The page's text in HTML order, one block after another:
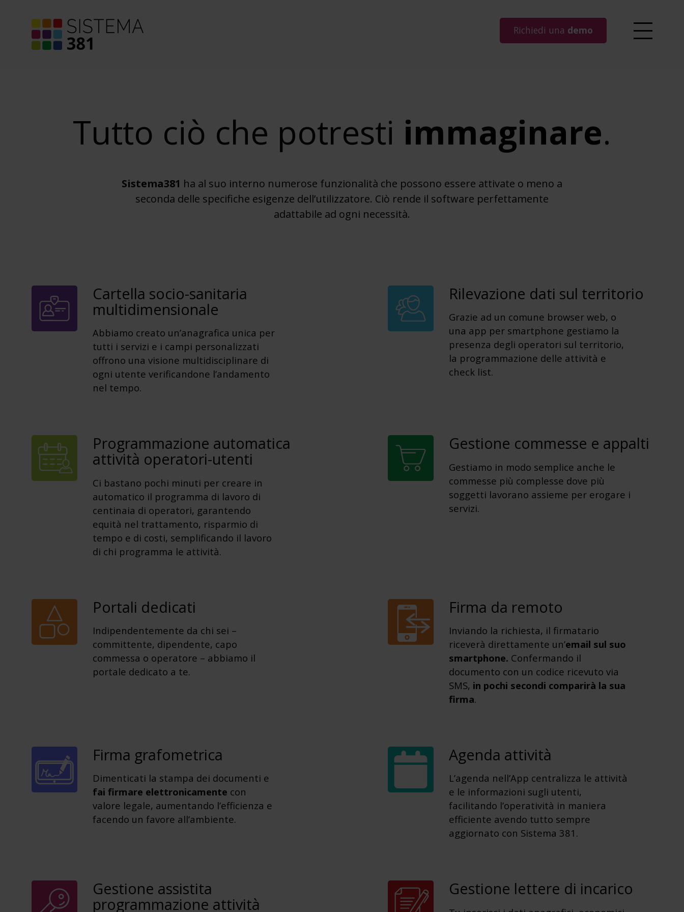
Richiedi una demo
Tutto ciò che potresti immaginare.
Sistema381 ha al suo interno numerose funzionalità che possono essere attivate o meno a
seconda delle specifiche esigenze dell’utilizzatore. Ciò rende il software perfettamente
adattabile ad ogni necessità.
Cartella socio-sanitaria
multidimensionale
Abbiamo creato un’anagrafica unica per
tutti i servizi e i campi personalizzati
offrono una visione multidisciplinare di
ogni utente verificandone l’andamento
nel tempo.
Rilevazione dati sul territorio
Grazie ad un comune browser web, o
una app per smartphone gestiamo la
presenza degli operatori sul territorio,
la programmazione delle attività e
check list.
Programmazione automatica
attività operatori-utenti
Ci bastano pochi minuti per creare in
automatico il programma di lavoro di
centinaia di operatori, garantendo
equità nel trattamento, risparmio di
tempo e di costi, semplificando il lavoro
di chi programma le attività.
Gestione commesse e appalti
Gestiamo in modo semplice anche le
commesse più complesse dove più
soggetti lavorano assieme per erogare i
servizi.
Portali dedicati
Indipendentemente da chi sei –
committente, dipendente, capo
commessa o operatore – abbiamo il
portale dedicato a te.
Firma da remoto
Inviando la richiesta, il firmatario
riceverà direttamente un’email sul suo
smartphone. Confermando il
documento con un codice ricevuto via
SMS, in pochi secondi comparirà la sua
firma.
Firma grafometrica
Dimenticati la stampa dei documenti e
fai firmare elettronicamente con
valore legale, aumentando l’efficienza e
facendo un favore all’ambiente.
Agenda attività
L’agenda nell’App centralizza le attività
e le informazioni sugli utenti,
facilitando l’operatività in maniera
efficiente avendo tutto sempre
aggiornato con Sistema 381.
Gestione assistita
programmazione attività
Gestione lettere di incarico